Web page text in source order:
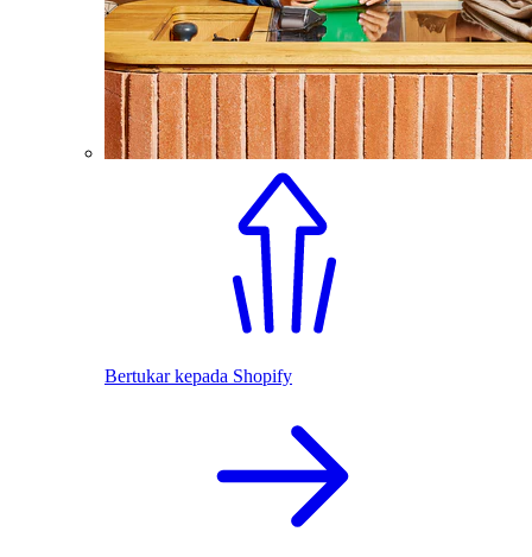
Bertukar kepada Shopify